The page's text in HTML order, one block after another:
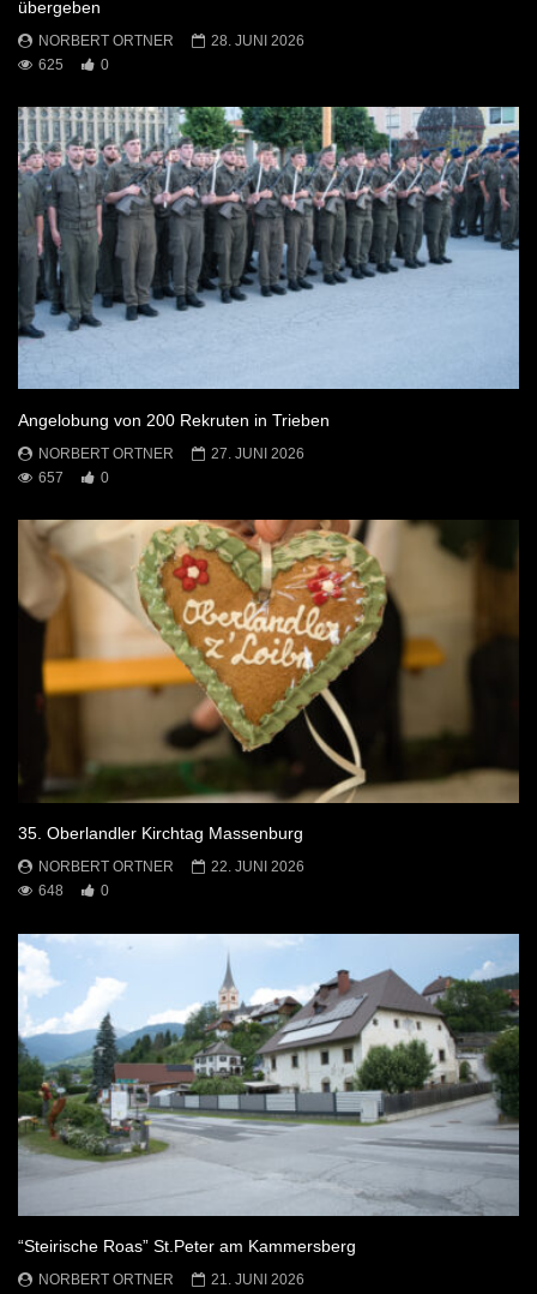
übergeben
NORBERT ORTNER
28. JUNI 2026
625
0
Angelobung von 200 Rekruten in Trieben
NORBERT ORTNER
27. JUNI 2026
657
0
35. Oberlandler Kirchtag Massenburg
NORBERT ORTNER
22. JUNI 2026
648
0
“Steirische Roas” St.Peter am Kammersberg
NORBERT ORTNER
21. JUNI 2026